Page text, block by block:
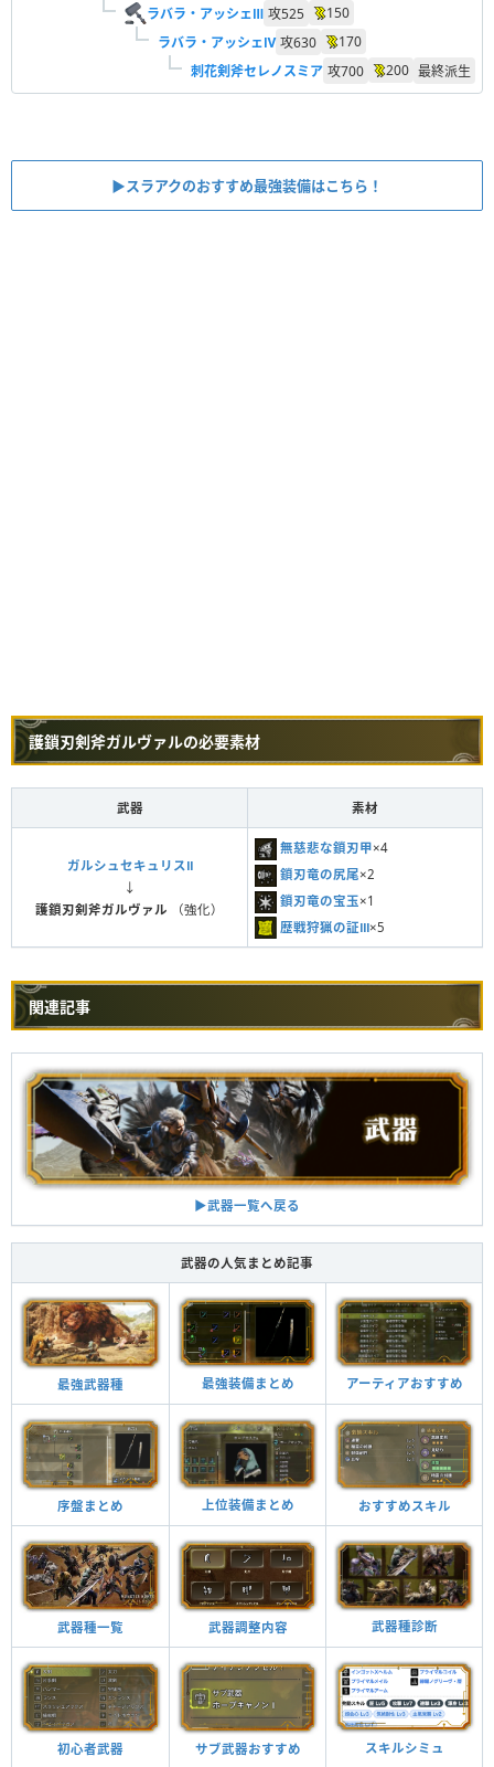
ラバラ・アッシェⅢ 攻525
150
ラバラ・アッシェⅣ 攻630
170
刺花剣斧セレノスミア 攻700 200 最終派生
▶︎スラアクのおすすめ最強装備はこちら！
護鎖刃剣斧ガルヴァルの必要素材
武器 素材
ガルシュセキュリスⅡ
↓
護鎖刃剣斧ガルヴァル （強化）
無慈悲な鎖刃甲×4
鎖刃竜の尻尾×2
鎖刃竜の宝玉×1
歴戦狩猟の証Ⅲ×5
関連記事
▶︎武器一覧へ戻る
武器の人気まとめ記事
最強武器種 最強装備まとめ アーティアおすすめ
序盤まとめ 上位装備まとめ おすすめスキル
武器種一覧 武器調整内容 武器種診断
初心者武器 サブ武器おすすめ スキルシミュ